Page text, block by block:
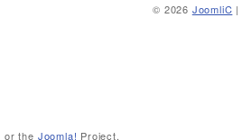
© 2026 JoomliC |
or the Joomla! Project.